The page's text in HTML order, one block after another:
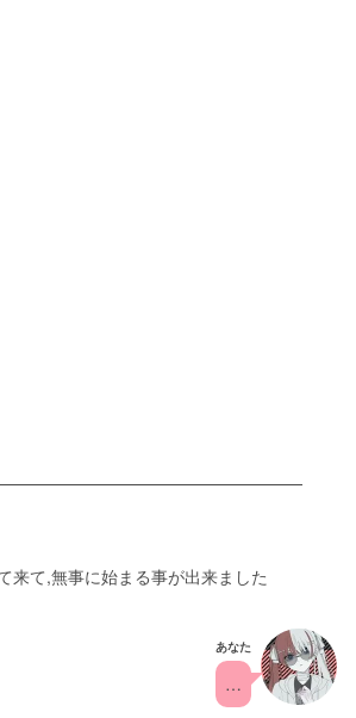
来て,無事に始まる事が出来ました
あなた
…